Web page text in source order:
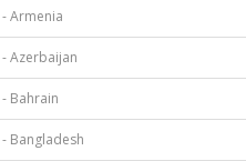
- Armenia
- Azerbaijan
- Bahrain
- Bangladesh